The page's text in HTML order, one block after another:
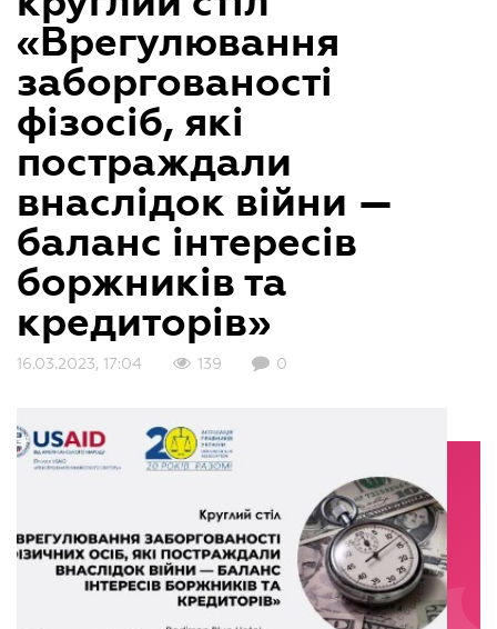
«Врегулювання
заборгованості
фізосіб, які
постраждали
внаслідок війни —
баланс інтересів
боржників та
кредиторів»
16.03.2023, 17:04 139 0